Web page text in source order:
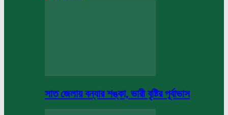
সাত জেলায় বন্যার শঙ্কা, ভারী বৃষ্টির পূর্বাভাস